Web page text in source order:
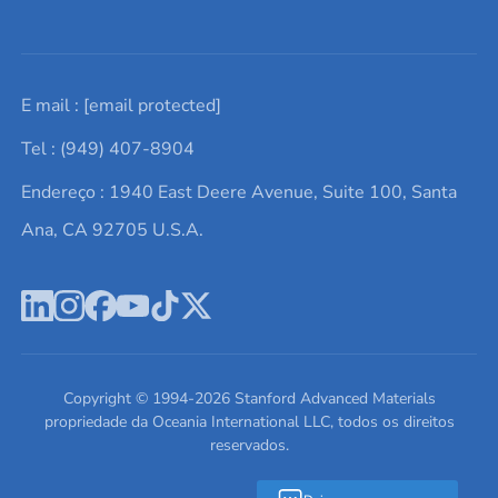
Lista de consultas
Termos e Condições
Política de Privacidade
Elementos de terras raras
Alvos de pulverização catódica
Ácido hialurônico
Promoções atuais
Notícias e blogs
Estudos de caso
Escreva para nós
E mail : [email protected]
Tel : (949) 407-8904
Endereço : 1940 East Deere Avenue, Suite 100, Santa
Ana, CA 92705 U.S.A.
Copyright © 1994-2026Stanford Advanced Materials
propriedade da Oceania International LLC, todos os direitos
reservados.